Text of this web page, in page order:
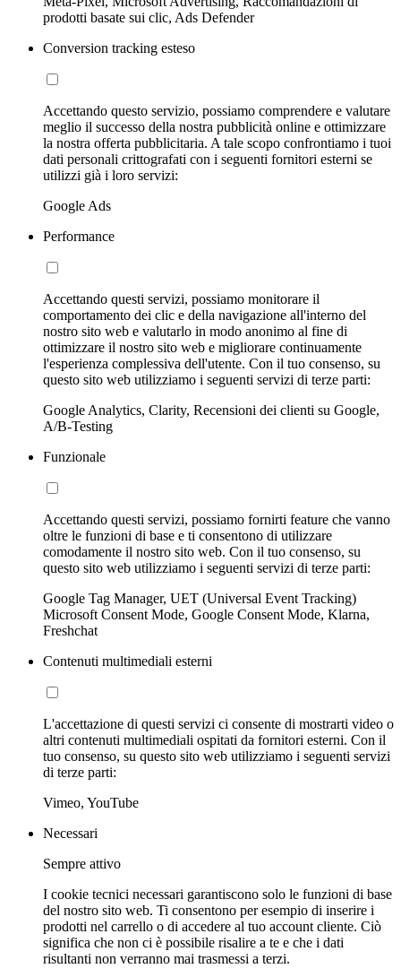
prodotti basate sui clic, Ads Defender
Conversion tracking esteso
Accettando questo servizio, possiamo comprendere e valutare
meglio il successo della nostra pubblicità online e ottimizzare
la nostra offerta pubblicitaria. A tale scopo confrontiamo i tuoi
dati personali crittografati con i seguenti fornitori esterni se
utilizzi già i loro servizi:
Google Ads
Performance
Accettando questi servizi, possiamo monitorare il
comportamento dei clic e della navigazione all'interno del
nostro sito web e valutarlo in modo anonimo al fine di
ottimizzare il nostro sito web e migliorare continuamente
l'esperienza complessiva dell'utente. Con il tuo consenso, su
questo sito web utilizziamo i seguenti servizi di terze parti:
Google Analytics, Clarity, Recensioni dei clienti su Google,
A/B-Testing
Funzionale
Accettando questi servizi, possiamo fornirti feature che vanno
oltre le funzioni di base e ti consentono di utilizzare
comodamente il nostro sito web. Con il tuo consenso, su
questo sito web utilizziamo i seguenti servizi di terze parti:
Google Tag Manager, UET (Universal Event Tracking)
Microsoft Consent Mode, Google Consent Mode, Klarna,
Freshchat
Contenuti multimediali esterni
L'accettazione di questi servizi ci consente di mostrarti video o
altri contenuti multimediali ospitati da fornitori esterni. Con il
tuo consenso, su questo sito web utilizziamo i seguenti servizi
di terze parti:
Vimeo, YouTube
Necessari
Sempre attivo
I cookie tecnici necessari garantiscono solo le funzioni di base
del nostro sito web. Ti consentono per esempio di inserire i
prodotti nel carrello o di accedere al tuo account cliente. Ciò
significa che non ci è possibile risalire a te e che i dati
risultanti non verranno mai trasmessi a terzi.